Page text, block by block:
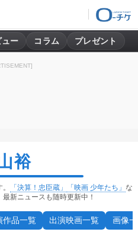
ュー コラム プレゼント
裕
「決算！忠臣蔵」 「映画 少年たち」 な
新ニュースも随時更新中！
作品一覧 出演映画一覧 画像